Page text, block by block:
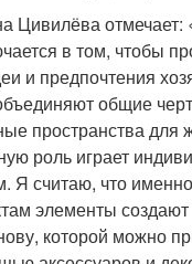
Цивилёва отмечает:
в том, чтобы
и предпочтения
общие
пространства для
роль играет
Я считаю, что
элементы
которой можно